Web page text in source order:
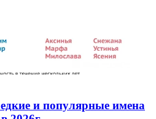
и популярные имена